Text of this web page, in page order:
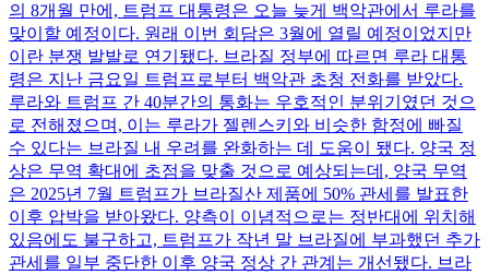
의 8개월 만에, 트럼프 대통령은 오늘 늦게 백악관에서 루라를
맞이할 예정이다. 원래 이번 회담은 3월에 열릴 예정이었지만
이란 분쟁 발발로 연기됐다. 브라질 정부에 따르면 루라 대통
령은 지난 금요일 트럼프로부터 백악관 초청 전화를 받았다.
루라와 트럼프 간 40분간의 통화는 우호적인 분위기였던 것으
로 전해졌으며, 이는 루라가 젤렌스키와 비슷한 함정에 빠질
수 있다는 브라질 내 우려를 완화하는 데 도움이 됐다. 양국 정
상은 무역 확대에 초점을 맞출 것으로 예상되는데, 양국 무역
은 2025년 7월 트럼프가 브라질산 제품에 50% 관세를 발표한
이후 압박을 받아왔다. 양측이 이념적으로는 정반대에 위치해
있음에도 불구하고, 트럼프가 작년 말 브라질에 부과했던 추가
관세를 일부 중단한 이후 양국 정상 간 관계는 개선됐다. 브라